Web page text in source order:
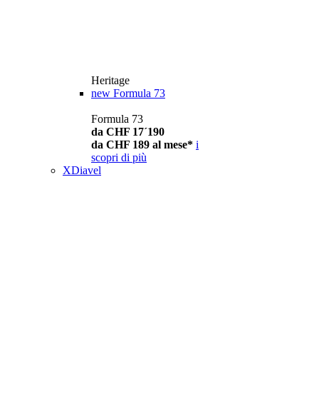
Heritage
new Formula 73
Formula 73
da CHF 17´190
da CHF 189 al mese* i
scopri di più
XDiavel